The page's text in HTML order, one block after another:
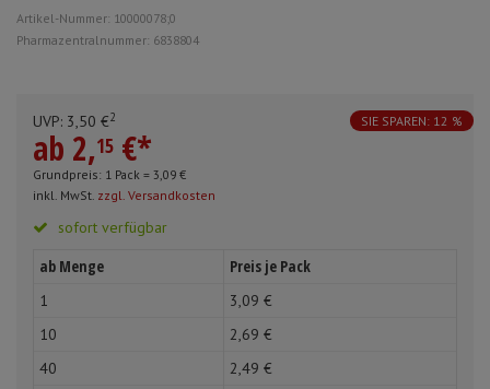
Anmelden | Registrieren
Artikel-Nummer: 10000078;0
Pharmazentralnummer: 6838804
UVP: 3,50 €2
ab 2,15 €*
SIE SPAREN: 12 %
Grundpreis: 1 Pack = 3,09 €
inkl. MwSt. zzgl. Versandkosten
sofort verfügbar
ab Menge Preis je Pack
1 3,09 €
10
2,69 €
40
2,49 €